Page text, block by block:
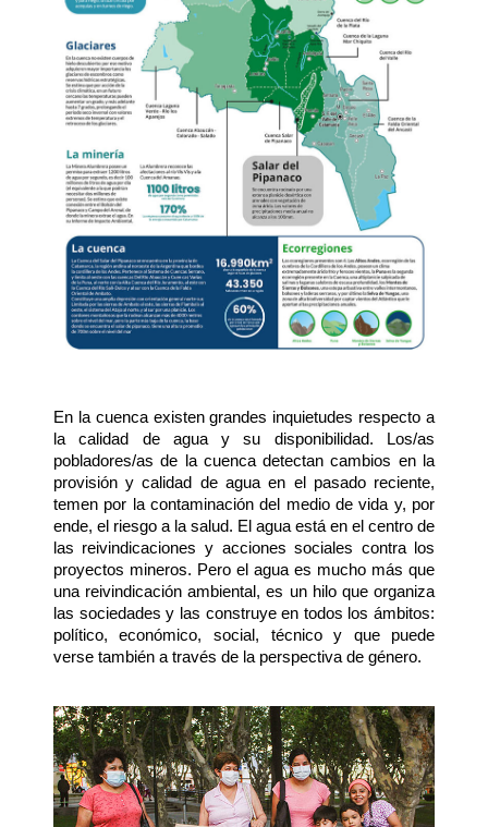
En la cuenca existen grandes inquietudes respecto a
la calidad de agua y su disponibilidad. Los/as
pobladores/as de la cuenca detectan cambios en la
provisión y calidad de agua en el pasado reciente,
temen por la contaminación del medio de vida y, por
ende, el riesgo a la salud. El agua está en el centro de
las reivindicaciones y acciones sociales contra los
proyectos mineros. Pero el agua es mucho más que
una reivindicación ambiental, es un hilo que organiza
las sociedades y las construye en todos los ámbitos:
político, económico, social, técnico y que puede
verse también a través de la perspectiva de género.